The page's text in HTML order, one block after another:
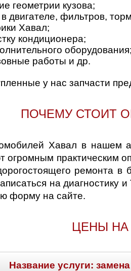
геометрии кузова;
двигателе, фильтров,
Хавал;
кондиционера;
оборудования;
работы и др.
у нас запчасти
ПОЧЕМУ СТОИТ
Хавал в нашем
огромным практическим
ремонта
на
форму на сайте.
ЦЕНЫ НА
Название услуги: